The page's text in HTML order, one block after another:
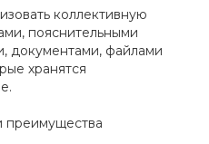
коллективную
пояснительными
документами, файлами
хранятся
преимущества